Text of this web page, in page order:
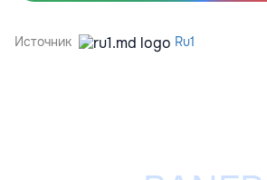
Источник Ru1